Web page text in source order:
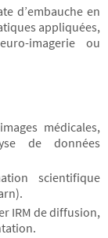
d’embauche en
appliquées,
imagerie ou
médicales,
de données
scientifique
IRM de diffusion,